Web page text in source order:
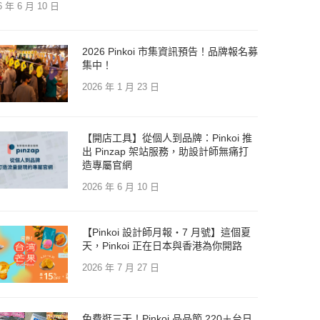
年 6 月 10 日
2026 Pinkoi 市集資訊預告！品牌報名募
集中！
2026 年 1 月 23 日
【開店工具】從個人到品牌：Pinkoi 推
出 Pinzap 架站服務，助設計師無痛打
造專屬官網
2026 年 6 月 10 日
【Pinkoi 設計師月報・7 月號】這個夏
天，Pinkoi 正在日本與香港為你開路
2026 年 7 月 27 日